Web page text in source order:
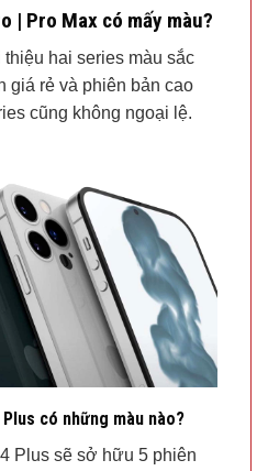
| Pro Max có mấy màu?
hai series màu sắc
giá rẻ và phiên bản cao
cũng không ngoại lệ.
có những màu nào?
Plus sẽ sở hữu 5 phiên